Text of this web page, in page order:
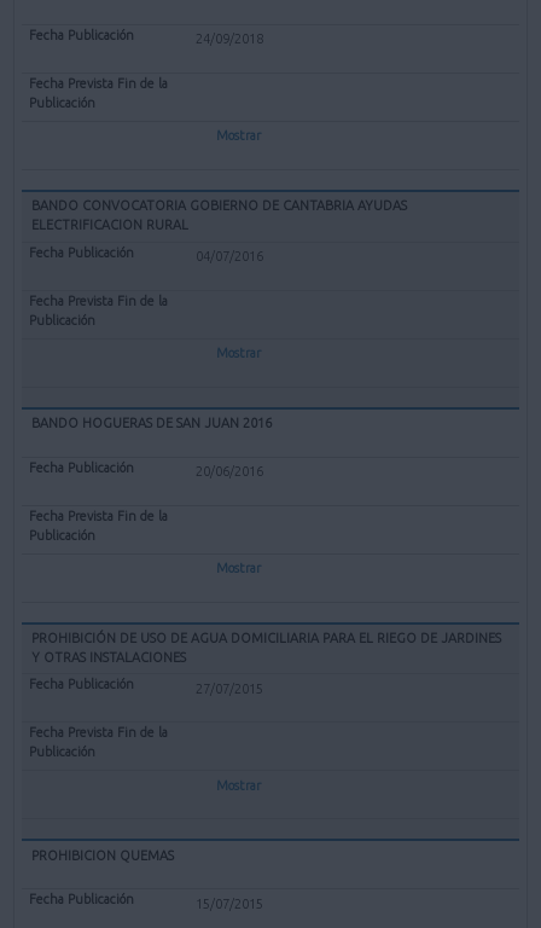
24/09/2018
Mostrar
BANDO CONVOCATORIA GOBIERNO DE CANTABRIA AYUDAS
ELECTRIFICACION RURAL
04/07/2016
Mostrar
BANDO HOGUERAS DE SAN JUAN 2016
20/06/2016
Mostrar
PROHIBICIÓN DE USO DE AGUA DOMICILIARIA PARA EL RIEGO DE JARDINES
Y OTRAS INSTALACIONES
27/07/2015
Mostrar
PROHIBICION QUEMAS
15/07/2015